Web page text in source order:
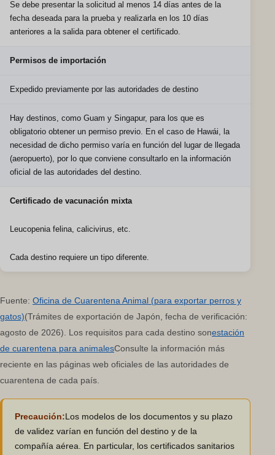
Se debe presentar la solicitud al menos 14 días antes de la
fecha deseada para la prueba y realizarla en los 10 días
anteriores a la salida para obtener el certificado.
Permisos de importación
Expedido previamente por las autoridades de destino
Hay destinos, como Guam y Singapur, para los que es
obligatorio obtener un permiso previo. En el caso de Hawái, la
necesidad de dicho permiso varía en función del lugar de llegada
(aeropuerto), por lo que conviene consultarlo en la información
oficial de las autoridades del destino.
Certificado de vacunación mixta
Leucopenia felina, calicivirus, etc.
Cada destino requiere un tipo diferente.
Fuente: Oficina de Cuarentena Animal (para exportar perros y
gatos)(Trámites de exportación de Japón, fecha de verificación:
agosto de 2026). Los requisitos para cada destino sonestación
de cuarentena para animalesConsulte la información más
reciente en las páginas web oficiales de las autoridades de
cuarentena de cada país.
Precaución:Los modelos de los documentos y su plazo
de validez varían en función del destino y de la
compañía aérea. En particular, los certificados sanitarios